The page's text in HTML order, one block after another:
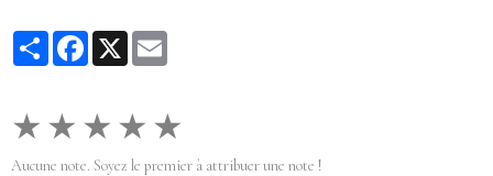
PartagerFacebook
X
★ ★ ★ ★ ★
Aucune note. Soyez le premier à attribuer une note !